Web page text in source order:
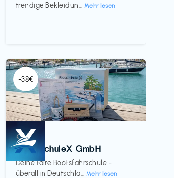
trendige Bekleidun... Mehr lesen
-38€
Kurse
BootsschuleX GmbH
Deine faire Bootsfahrschule -
überall in Deutschla... Mehr lesen
€‎